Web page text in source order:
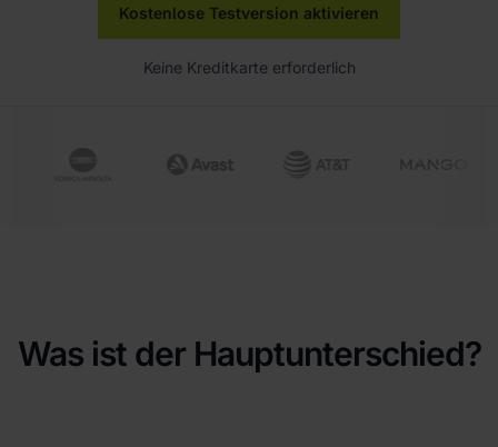
Kostenlose Testversion aktivieren
Keine Kreditkarte erforderlich
Was ist der Hauptunterschied?